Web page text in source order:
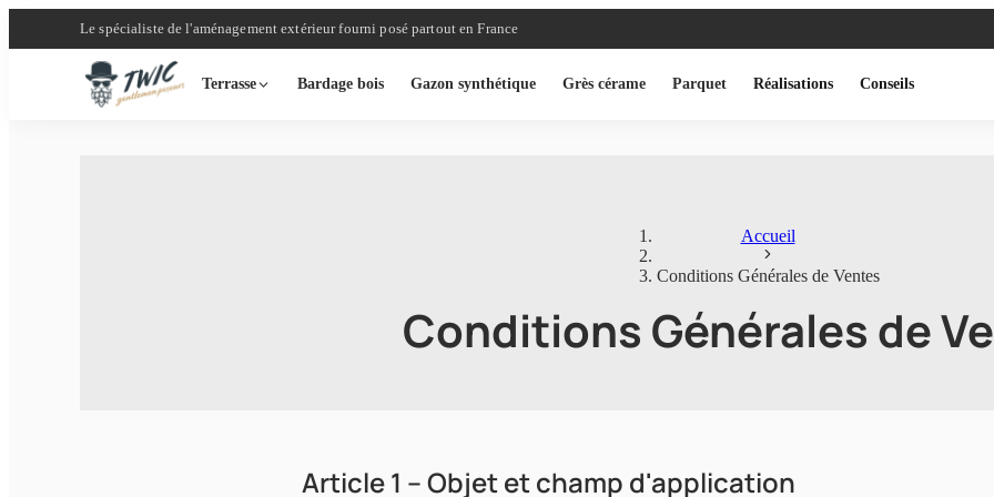
Le spécialiste de l'aménagement extérieur fourni posé partout en France
Terrasse Bardage bois Gazon synthétique Grès cérame Parquet Réalisations Conseils
Accueil
Conditions Générales de Ventes
Conditions Générales de
Article 1 – Objet et champ d'application